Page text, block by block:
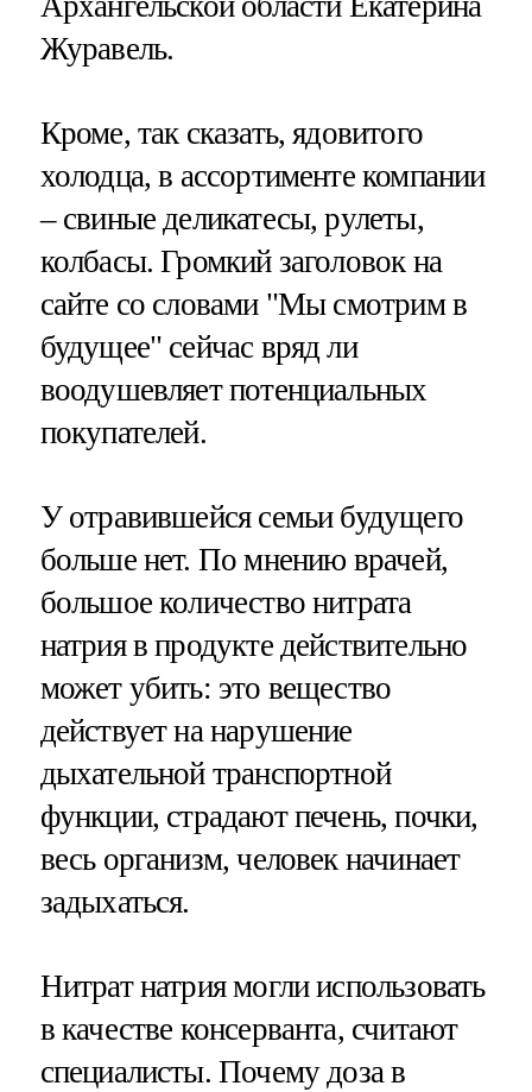
Журавель.
Кроме, так сказать, ядовитого
холодца, в ассортименте компании
– свиные деликатесы, рулеты,
колбасы. Громкий заголовок на
сайте со словами "Мы смотрим в
будущее" сейчас вряд ли
воодушевляет потенциальных
покупателей.
У отравившейся семьи будущего
больше нет. По мнению врачей,
большое количество нитрата
натрия в продукте действительно
может убить: это вещество
действует на нарушение
дыхательной транспортной
функции, страдают печень, почки,
весь организм, человек начинает
задыхаться.
Нитрат натрия могли использовать
в качестве консерванта, считают
специалисты. Почему доза в